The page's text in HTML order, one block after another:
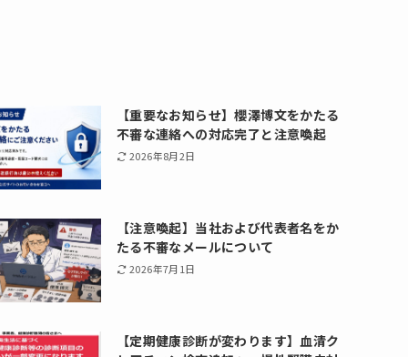
【重要なお知らせ】櫻澤博文をかたる
不審な連絡への対応完了と注意喚起
2026年8月2日
【注意喚起】当社および代表者名をか
たる不審なメールについて
2026年7月1日
【定期健康診断が変わります】血清ク